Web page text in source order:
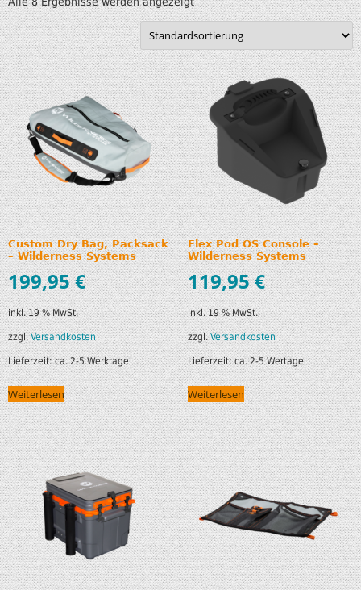
Custom Dry Bag, Packsack
– Wilderness Systems
199,95€
inkl. 19 % MwSt.
zzgl.Versandkosten
Lieferzeit:ca. 2-5 Werktage
Weiterlesen
Flex Pod OS Console –
Wilderness Systems
119,95€
inkl. 19 % MwSt.
zzgl.Versandkosten
Lieferzeit:ca. 2-5 Wertage
Weiterlesen